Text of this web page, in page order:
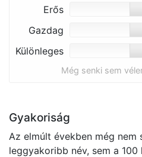
Erős
Gazdag
Különleges
Még senki sem
Gyakoriság
Az elmúlt években még nem
leggyakoribb név, sem a